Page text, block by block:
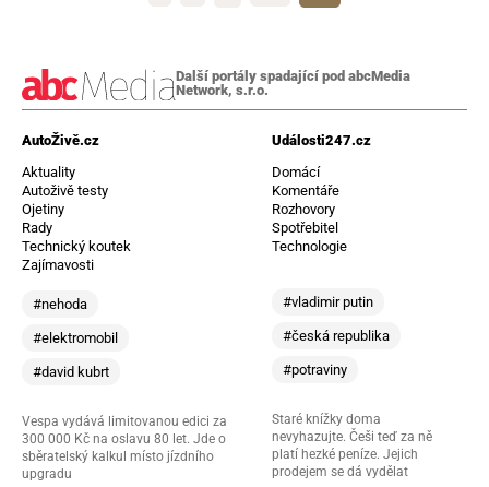
Další portály spadající pod abcMedia
Network, s.r.o.
AutoŽivě.cz
Aktuality
Autoživě testy
Ojetiny
Rady
Technický koutek
Zajímavosti
#nehoda
#elektromobil
#david kubrt
Vespa vydává limitovanou edici za
300 000 Kč na oslavu 80 let. Jde o
sběratelský kalkul místo jízdního
upgradu
Události247.cz
Domácí
Komentáře
Rozhovory
Spotřebitel
Technologie
#vladimir putin
#česká republika
#potraviny
Staré knížky doma
nevyhazujte. Češi teď za ně
platí hezké peníze. Jejich
prodejem se dá vydělat